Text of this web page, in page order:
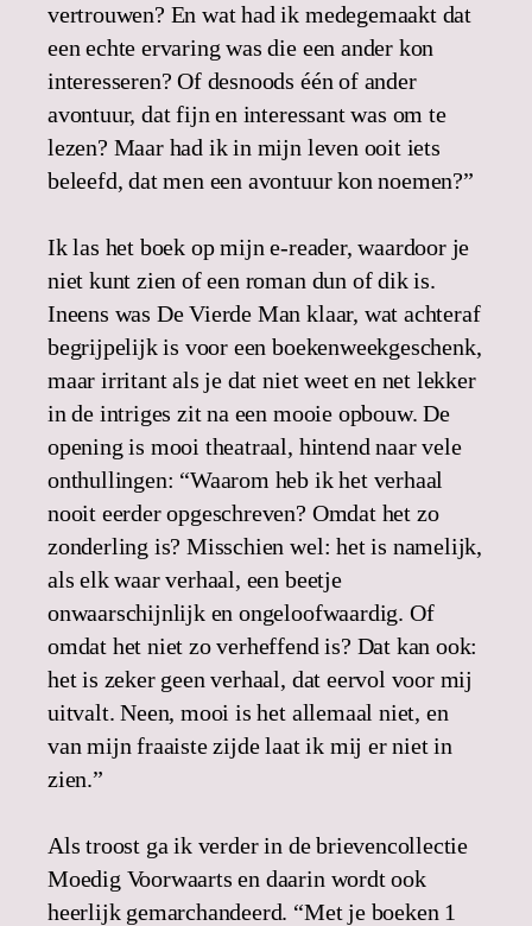
vertrouwen? En wat had ik medegemaakt dat
een echte ervaring was die een ander kon
interesseren? Of desnoods één of ander
avontuur, dat fijn en interessant was om te
lezen? Maar had ik in mijn leven ooit iets
beleefd, dat men een avontuur kon noemen?”
Ik las het boek op mijn e-reader, waardoor je
niet kunt zien of een roman dun of dik is.
Ineens was De Vierde Man klaar, wat achteraf
begrijpelijk is voor een boekenweekgeschenk,
maar irritant als je dat niet weet en net lekker
in de intriges zit na een mooie opbouw. De
opening is mooi theatraal, hintend naar vele
onthullingen: “Waarom heb ik het verhaal
nooit eerder opgeschreven? Omdat het zo
zonderling is? Misschien wel: het is namelijk,
als elk waar verhaal, een beetje
onwaarschijnlijk en ongeloofwaardig. Of
omdat het niet zo verheffend is? Dat kan ook:
het is zeker geen verhaal, dat eervol voor mij
uitvalt. Neen, mooi is het allemaal niet, en
van mijn fraaiste zijde laat ik mij er niet in
zien.”
Als troost ga ik verder in de brievencollectie
Moedig Voorwaarts en daarin wordt ook
heerlijk gemarchandeerd. “Met je boeken 1